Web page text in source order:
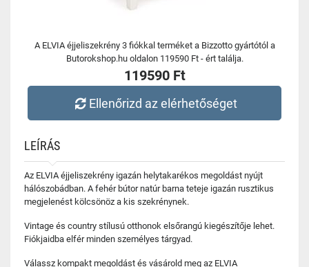
A ELVIA éjjeliszekrény 3 fiókkal terméket a Bizzotto gyártótól a
Butorokshop.hu oldalon 119590 Ft - ért találja.
119590 Ft
Ellenőrizd az elérhetőséget
LEÍRÁS
Az ELVIA éjjeliszekrény igazán helytakarékos megoldást nyújt
hálószobádban. A fehér bútor natúr barna teteje igazán rusztikus
megjelenést kölcsönöz a kis szekrénynek.
Vintage és country stílusú otthonok elsőrangú kiegészítője lehet.
Fiókjaidba elfér minden személyes tárgyad.
Válassz kompakt megoldást és vásárold meg az ELVIA